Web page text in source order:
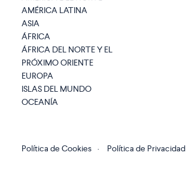
AMÉRICA LATINA
ASIA
ÁFRICA
ÁFRICA DEL NORTE Y EL
PRÓXIMO ORIENTE
EUROPA
ISLAS DEL MUNDO
OCEANÍA
Política de Cookies · Política de Privacidad